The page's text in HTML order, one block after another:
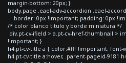
margin-bottom: 20px; }
body.page .eael-adv-accordion .eael-
border: 0px !important; padding: 0px
/* color blanco titulo y borde miniatura */
div.pt-cv-ifield > a.pt-cv-href-thumbnail >
!important; }
h4.pt-cv-title a { color:#fff !important; font-
h4.pt-cv-title a:hover, .parent-pageid-9181